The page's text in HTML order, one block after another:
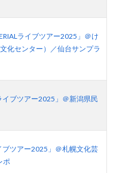
ライブツアー2025」＠け
化センター）／仙台サンプラ
イブツアー2025」＠新潟県民
ブツアー2025」＠札幌文化芸
ポ